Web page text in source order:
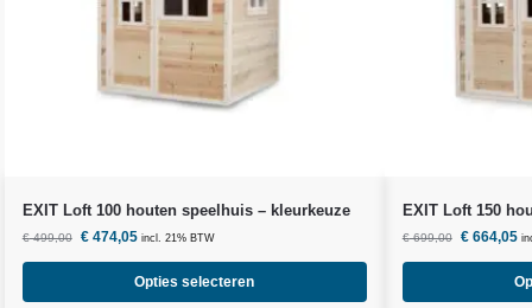
EXIT Loft 100 houten speelhuis – kleurkeuze
€499,00 €474,05 incl. 21% BTW
Opties selecteren
EXIT Loft 150
€699,00 €664,05